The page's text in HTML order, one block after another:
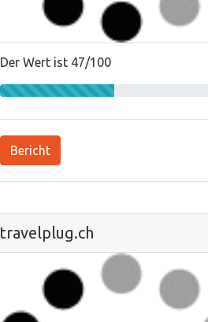
Der Wert ist 47/100
Bericht
travelplug.ch